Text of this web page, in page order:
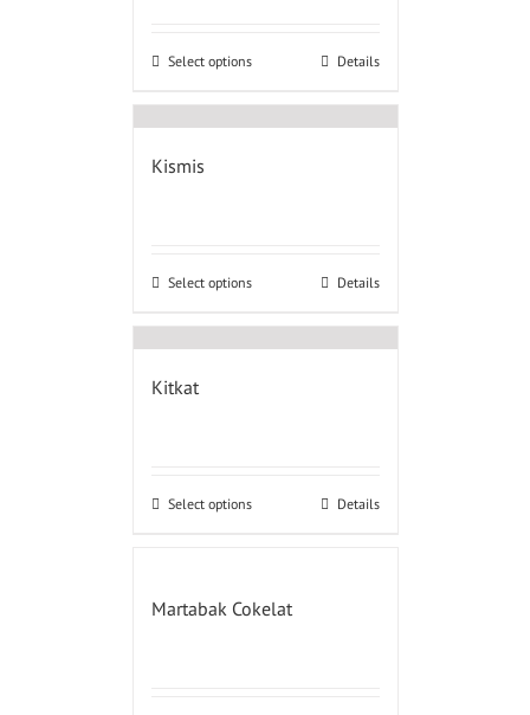
Select options Details
Kismis
Select options Details
Kitkat
Select options Details
Martabak Cokelat